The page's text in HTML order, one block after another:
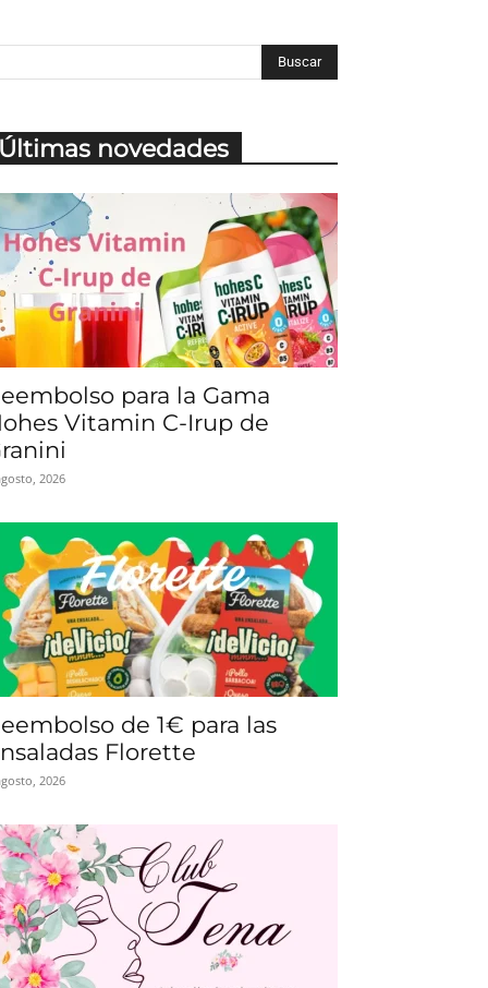
novedades
para la Gama
Vitamin C-Irup de
2026
de 1€ para las
Florette
2026